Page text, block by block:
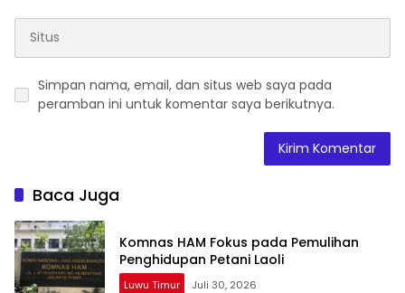
Simpan nama, email, dan situs web saya pada
peramban ini untuk komentar saya berikutnya.
Baca Juga
Komnas HAM Fokus pada Pemulihan
Penghidupan Petani Laoli
Luwu Timur Juli 30, 2026